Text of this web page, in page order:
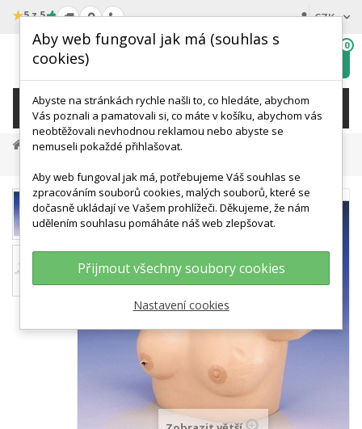
★5 z 5 CZK
wishlist
0
KATEGORIE
Anatomické Modely
Modely Prsu A Vyšetření Prsu
Aby web fungoval jak má (souhlas s
cookies)
Abyste na stránkách rychle našli to, co hledáte, abychom
Vás poznali a pamatovali si, co máte v košíku, abychom vás
neobtěžovali nevhodnou reklamou nebo abyste se
nemuseli pokaždé přihlašovat.
Aby web fungoval jak má, potřebujeme Váš souhlas se
zpracováním souborů cookies, malých souborů, které se
dočasně ukládají ve Vašem prohlížeči. Děkujeme, že nám
udělením souhlasu pomáháte náš web zlepšovat.
Přijmout všechny soubory cookies
Nastavení cookies